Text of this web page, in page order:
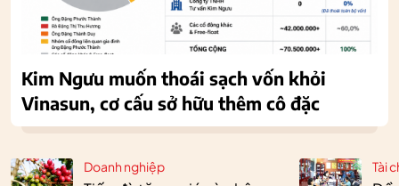
Doanh nghiệp Tài
Kim Ngưu muốn thoái sạch vốn khỏi
Vinasun, cơ cấu sở hữu thêm cô đặc